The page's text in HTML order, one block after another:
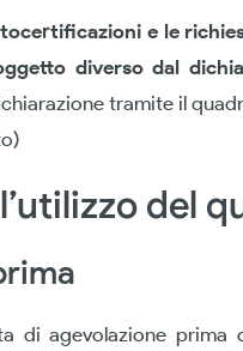
e le
diverso dal
tramite il
del
di agevolazione prima